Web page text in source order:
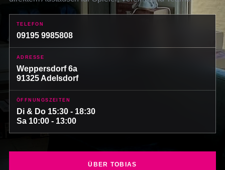
TELEFON
09195 9985808
ADRESSE
Weppersdorf 6a
91325 Adelsdorf
ÖFFNUNGSZEITEN
Di & Do 15:30 - 18:30
Sa 10:00 - 13:00
ÜBER TOBIAS